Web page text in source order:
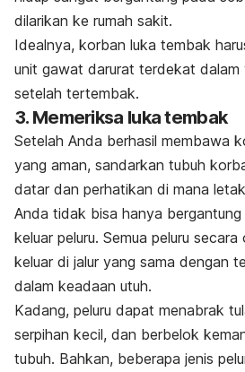
dilarikan ke rumah sakit.
Idealnya, korban luka tembak
unit gawat darurat terdekat dalam
setelah tertembak.
3. Memeriksa luka tembak
Setelah Anda berhasil membawa
yang aman, sandarkan tubuh
datar dan perhatikan di mana
Anda tidak bisa hanya bergantung
keluar peluru. Semua peluru
keluar di jalur yang sama dengan
dalam keadaan utuh.
Kadang, peluru dapat menabrak
serpihan kecil, dan berbelok
tubuh. Bahkan, beberapa jenis